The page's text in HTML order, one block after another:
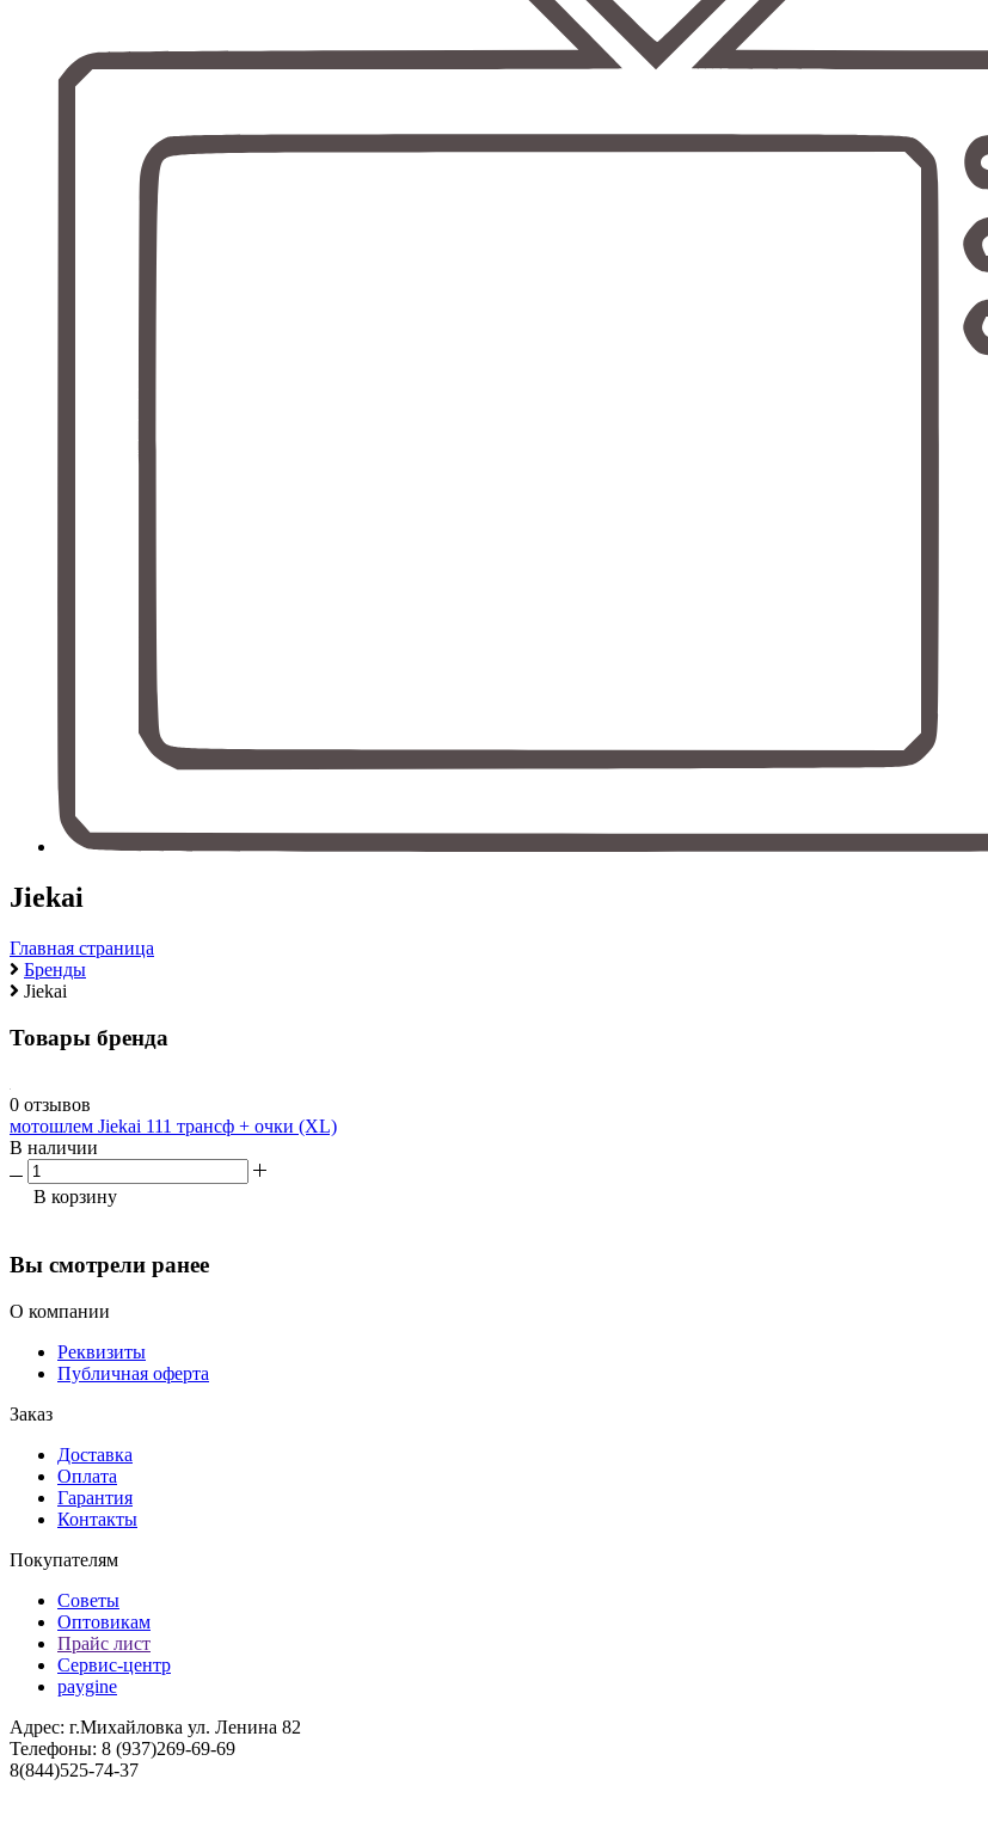
Jiekai
Главная страница
Бренды
Jiekai
Товары бренда
0 отзывов
мотошлем Jiekai 111 трансф + очки (XL)
В наличии
В корзину
Вы смотрели ранее
О компании
Реквизиты
Публичная оферта
Заказ
Доставка
Оплата
Гарантия
Контакты
Покупателям
Советы
Оптовикам
Прайс лист
Сервис-центр
paygine
Адрес: г.Михайловка ул. Ленина 82
Телефоны: 8 (937)269-69-69
8(844)525-74-37